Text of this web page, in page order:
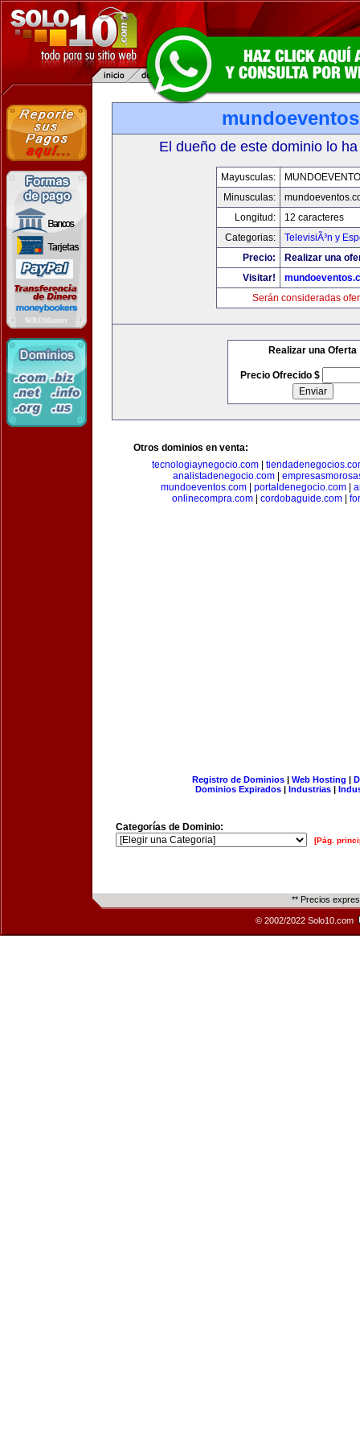
El dueño de este dominio lo
Mayusculas:
Minusculas:
Longitud:
12 caracteres
Categorias:
TelevisiÃ³n y
Precio:
Realizar una
Visitar!
Serán consideradas
Realizar una Oferta
Precio Ofrecido $
Otros dominios en venta:
tecnologiaynegocio.com
analistadenegocio.com
mundoeventos.com| portaldenegocio.com|
onlinecompra.com| cordobaguide.com|
Registro de Dominios| Web Hosting |
Dominios Expirados | Industrias |
Categorías de Dominio:
[Pág.
** Precios
© 2002/2022 Solo10.com